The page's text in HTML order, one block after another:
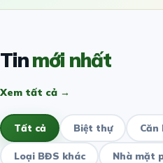
Tinmới nhất
Xem tất cả →
Tất cả Biệt thự Căn
Loại BĐS khác Nhà mặt